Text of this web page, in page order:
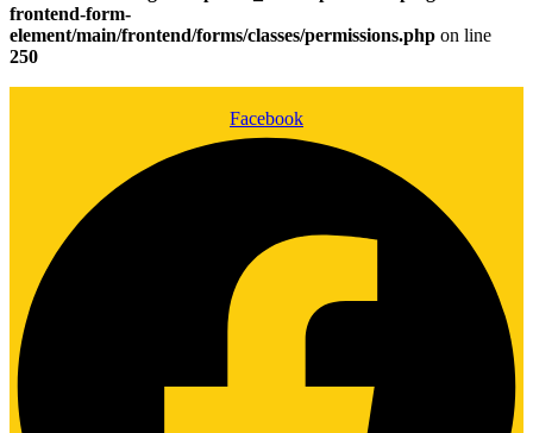
frontend-form-
element/main/frontend/forms/classes/permissions.php on line
250
Facebook